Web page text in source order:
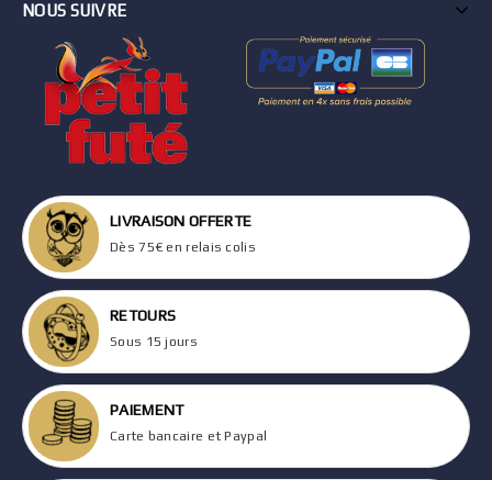
NOUS SUIVRE
LIVRAISON OFFERTE
Dès 75€ en relais colis
RETOURS
Sous 15 jours
PAIEMENT
Carte bancaire et Paypal